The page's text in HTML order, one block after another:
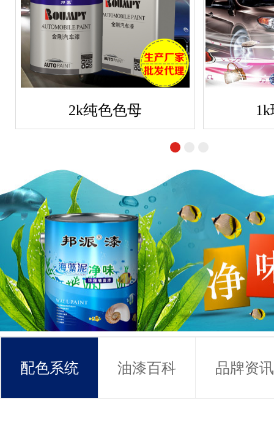
2k纯色色母
配色系统 油漆百科 品牌资讯